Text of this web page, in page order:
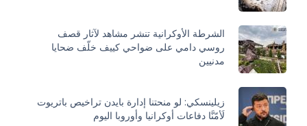
الشرطة الأوكرانية تنشر مشاهد لآثار قصف
روسي دامي على ضواحي كييف خلّف ضحايا
مدنيين
زيلينسكي: لو منحتنا إدارة بايدن تراخيص باتريوت
لَأمّنَّا دفاعات أوكرانيا وأوروبا اليوم